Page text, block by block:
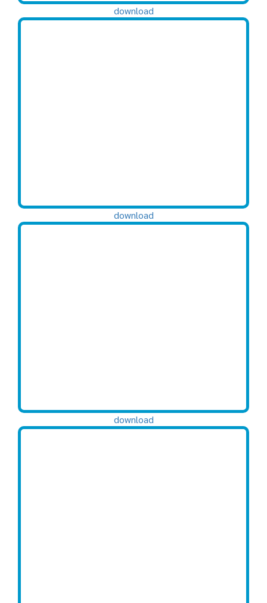
download
download
download